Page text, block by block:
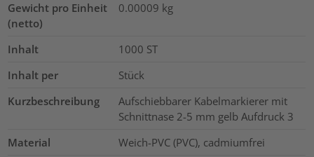
Gewicht pro Einheit
(netto)
0.00009 kg
Inhalt 1000 ST
Inhalt per
Stück
Kurzbeschreibung
Aufschiebbarer Kabelmarkierer mit
Schnittnase 2-5 mm gelb Aufdruck 3
Material
Weich-PVC (PVC), cadmiumfrei